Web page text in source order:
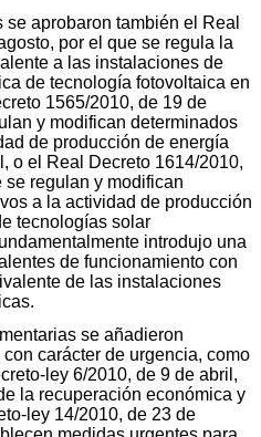
aprobaron también el Real
por el que se regula la
a las instalaciones de
de tecnología fotovoltaica en
1565/2010, de 19 de
y modifican determinados
de producción de energía
o el Real Decreto 1614/2010,
regulan y modifican
a la actividad de producción
tecnologías solar
introdujo una
de funcionamiento con
de las instalaciones
se añadieron
carácter de urgencia, como
ley 6/2010, de 9 de abril,
la recuperación económica y
ley 14/2010, de 23 de